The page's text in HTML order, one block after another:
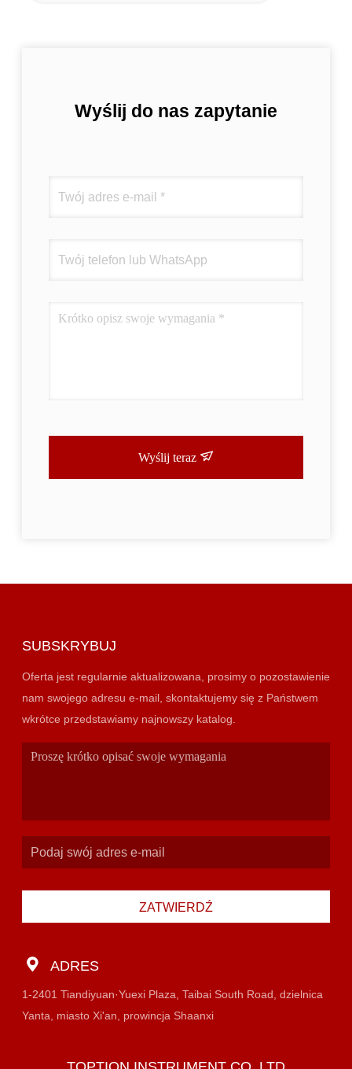
Wyślij do nas zapytanie
Wyślij teraz
SUBSKRYBUJ
Oferta jest regularnie aktualizowana, prosimy o pozostawienie
nam swojego adresu e-mail, skontaktujemy się z Państwem
wkrótce przedstawiamy najnowszy katalog.
ZATWIERDŹ
ADRES
1-2401 Tiandiyuan·Yuexi Plaza, Taibai South Road, dzielnica
Yanta, miasto Xi'an, prowincja Shaanxi